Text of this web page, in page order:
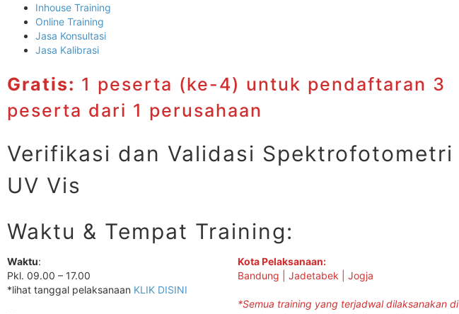
Inhouse Training
Online Training
Jasa Konsultasi
Jasa Kalibrasi
Gratis: 1 peserta (ke-4) untuk pendaftaran 3
peserta dari 1 perusahaan
Verifikasi dan Validasi Spektrofotometri
UV Vis
Waktu & Tempat Training:
Waktu:
Pkl. 09.00 – 17.00
*lihat tanggal pelaksanaan KLIK DISINI
Kota Pelaksanaan:
Bandung | Jadetabek | Jogja
*Semua training yang terjadwal dilaksanakan di